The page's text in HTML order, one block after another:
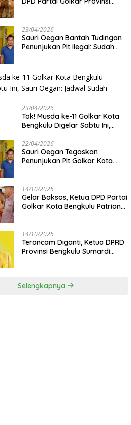
23/04/2026
Sauri Oegan Bantah Tudingan
Penunjukan Plt Ilegal: Sudah
23/04/2026
‎Tok! Musda ke-11 Golkar Kota
Bengkulu Digelar Sabtu Ini,
Disetujui
22/04/2026
Sauri Oegan Tegaskan
Penunjukan Plt Golkar Kota
14/10/2025
‎Gelar Baksos, Ketua DPD Partai
Golkar Kota Bengkulu Patriana
14/10/2025
Terancam Diganti, Ketua DPRD
Provinsi Bengkulu Sumardi
Selengkapnya